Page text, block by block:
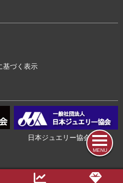
MENU
基づく表示
日本ジュエリー協会会員